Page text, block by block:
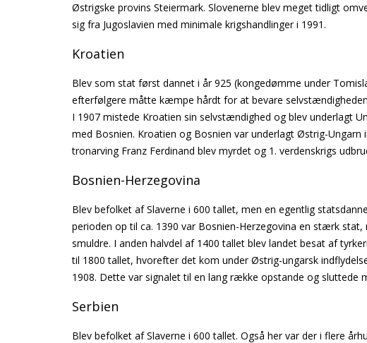
Østrigske provins Steiermark. Slovenerne blev meget tidligt
sig fra Jugoslavien med minimale krigshandlinger i 1991.
Kroatien
Blev som stat først dannet i år 925 (kongedømme under
efterfølgere måtte kæmpe hårdt for at bevare
I 1907 mistede Kroatien sin selvstændighed og blev underlagt
med Bosnien. Kroatien og Bosnien var underlagt Østrig-
tronarving Franz Ferdinand blev myrdet og 1. verdenskrigs
Bosnien-Herzegovina
Blev befolket af Slaverne i 600 tallet, men en egentlig
perioden op til ca. 1390 var Bosnien-Herzegovina en stærk
smuldre. I anden halvdel af 1400 tallet blev landet besat af
til 1800 tallet, hvorefter det kom under Østrig-ungarsk
1908. Dette var signalet til en lang række opstande og sluttede
Serbien
Blev befolket af Slaverne i 600 tallet. Også her var der i flere